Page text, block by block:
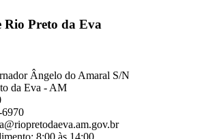
Rio Preto da Eva
Ângelo do Amaral S/N
da Eva - AM